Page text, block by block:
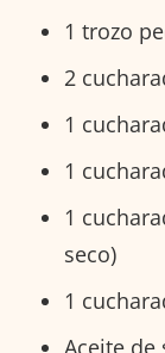
1 trozo
2
1
1
1
seco)
1
Aceite de